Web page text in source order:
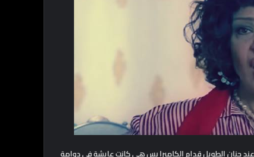
عند حنان الطويل قدام الكاميرا بس هي كانت عايشة في دوامة